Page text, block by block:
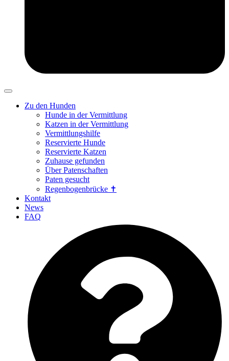
Zu den Hunden
Hunde in der Vermittlung
Katzen in der Vermittlung
Vermittlungshilfe
Reservierte Hunde
Reservierte Katzen
Zuhause gefunden
Über Patenschaften
Paten gesucht
Regenbogenbrücke ✝
Kontakt
News
FAQ